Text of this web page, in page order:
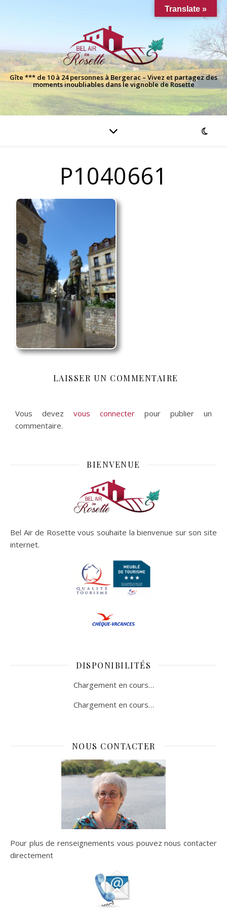
Gîte *** de 10 à 24 personnes à Bergerac – Vivez et partagez des
moments inoubliables dans le vignoble de Rosette
P1040661
LAISSER UN COMMENTAIRE
Vous devez vous connecter pour publier un
commentaire.
BIENVENUE
Bel Air de Rosette vous souhaite la bienvenue sur son site
internet.
DISPONIBILITÉS
Chargement en cours…
Chargement en cours…
NOUS CONTACTER
Pour plus de renseignements vous pouvez nous contacter
directement
Translate »